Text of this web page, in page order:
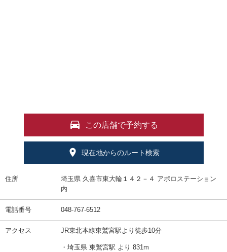
この店舗で予約する
現在地からのルート検索
住所
埼玉県 久喜市東大輪１４２－４ アポロステーション
内
電話番号 048-767-6512
アクセス JR東北本線東鷲宮駅より徒歩10分
・埼玉県 東鷲宮駅 より 831m